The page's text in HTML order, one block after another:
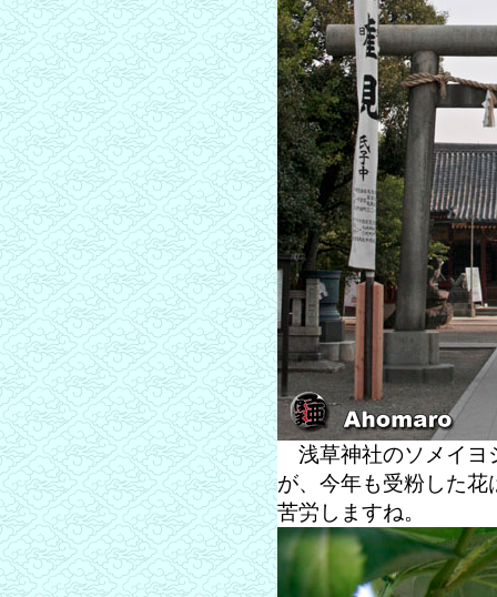
浅草神社のソメイヨ
が、今年も受粉した花
苦労しますね。